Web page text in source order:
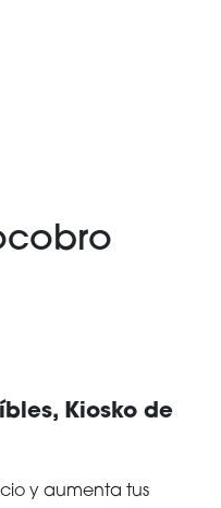
Kiosko de
y aumenta tus